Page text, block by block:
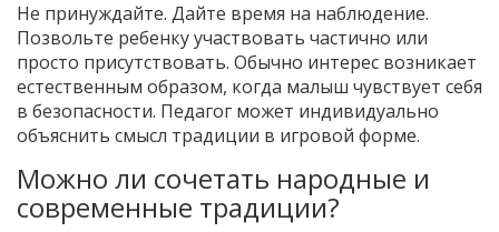
Не принуждайте. Дайте время на наблюдение.
Позвольте ребенку участвовать частично или
просто присутствовать. Обычно интерес возникает
естественным образом, когда малыш чувствует себя
в безопасности. Педагог может индивидуально
объяснить смысл традиции в игровой форме.
Можно ли сочетать народные и
современные традиции?